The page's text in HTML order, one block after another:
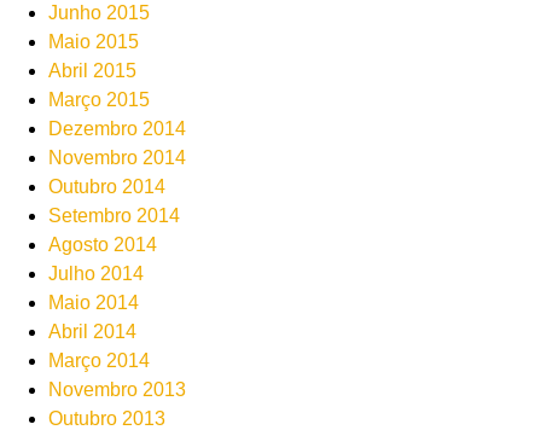
Junho 2015
Maio 2015
Abril 2015
Março 2015
Dezembro 2014
Novembro 2014
Outubro 2014
Setembro 2014
Agosto 2014
Julho 2014
Maio 2014
Abril 2014
Março 2014
Novembro 2013
Outubro 2013